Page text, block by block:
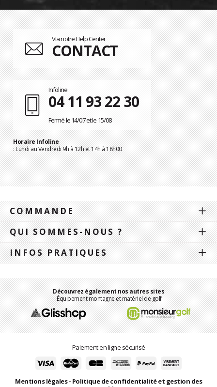
Via notre Help Center
CONTACT
Infoline
04 11 93 22 30
Fermé le 14/07 et le 15/08
Horaire Infoline
: Lundi au Vendredi 9h à 12h et 14h à 18h00
COMMANDE
QUI SOMMES-NOUS ?
INFOS PRATIQUES
Découvrez également nos autres sites
Équipement montagne et matériel de golf
Paiement en ligne sécurisé
Mentions légales- Politique de confidentialité et gestion des